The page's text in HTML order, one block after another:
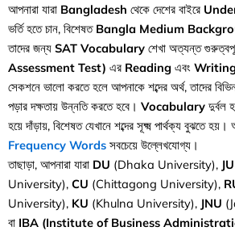
আপনারা যারা Bangladesh থেকে দেশের বাইরে
ভর্তি হতে চান, বিশেষত Bangla Medium
তাদের জন্য SAT Vocabulary শেখা অত্যন্ত
Assessment Test) এর Reading এবং
সেকশনে ভালো করতে হলে আপনাকে শব্দের অর্থ, তাদের
পড়ার দক্ষতায় উন্নতি করতে হবে। Vocabulary দুর্বল
হয়ে দাঁড়ায়, বিশেষত যেখানে শব্দের সূক্ষ্ম পার্থক্য বুঝতে
Frequency Words সবচেয়ে উল্লেখযোগ্য।
তাছাড়া, আপনারা যারা DU (Dhaka University), JU
University), CU (Chittagong University),
University), KU (Khulna University), JNU
বা IBA (Institute of Business